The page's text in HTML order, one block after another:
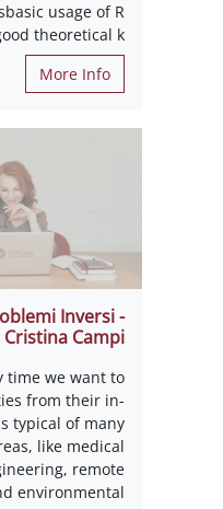
usage of R
theoretical k
More Info
Inversi -
Campi
time we want to
from their in-
typical of many
like medical
remote
environmental